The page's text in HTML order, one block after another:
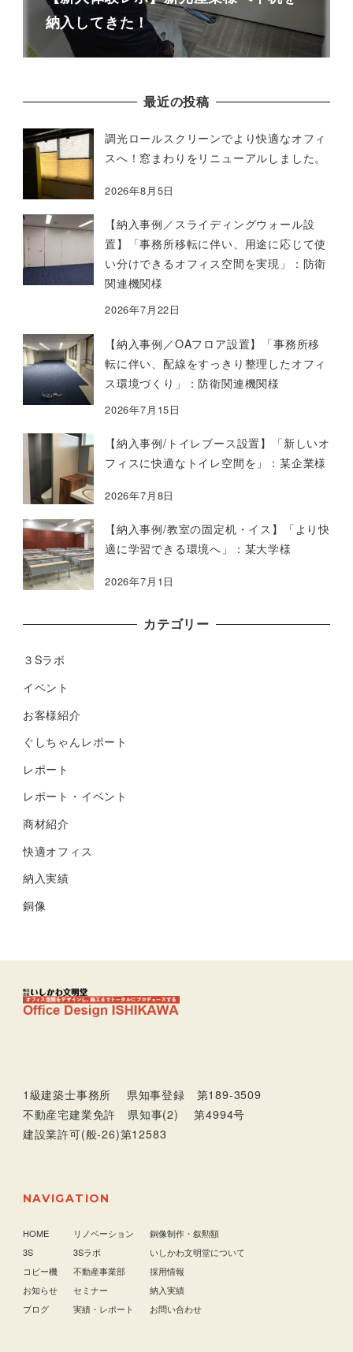
納入してきた！
最近の投稿
調光ロールスクリーンでより快適なオフィ
スへ！窓まわりをリニューアルしました。
2026年8月5日
【納入事例／スライディングウォール設
置】「事務所移転に伴い、用途に応じて使
い分けできるオフィス空間を実現」：防衛
関連機関様
2026年7月22日
【納入事例／OAフロア設置】「事務所移
転に伴い、配線をすっきり整理したオフィ
ス環境づくり」：防衛関連機関様
2026年7月15日
【納入事例/トイレブース設置】「新しいオ
フィスに快適なトイレ空間を」：某企業様
2026年7月8日
【納入事例/教室の固定机・イス】「より快
適に学習できる環境へ」：某大学様
2026年7月1日
カテゴリー
３Sラボ
イベント
お客様紹介
ぐしちゃんレポート
レポート
レポート・イベント
商材紹介
快適オフィス
納入実績
銅像
1級建築士事務所 県知事登録 第189-3509
不動産宅建業免許 県知事(2) 第4994号
建設業許可(般-26)第12583
NAVIGATION
HOME リノベーション
銅像制作・叙勲額
3S
3Sラボ
いしかわ文明堂について
コピー機
不動産事業部
採用情報
お知らせ
セミナー
納入実績
ブログ
実績・レポート お問い合わせ